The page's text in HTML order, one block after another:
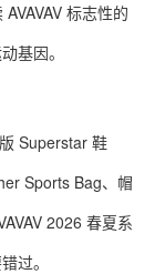
标志性的
基因。
Superstar 鞋
Sports Bag、帽
2026 春夏系
过。